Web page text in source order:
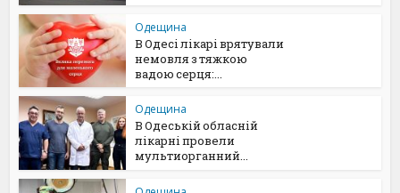
Одещина
В Одесі лікарі врятували
немовля з тяжкою
вадою серця:...
Одещина
В Одеській обласній
лікарні провели
мультиорганний...